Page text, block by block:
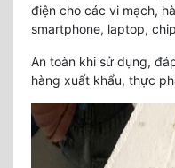
điện cho các vi mạch,
smartphone, laptop, chip
An toàn khi sử dụng,
hàng xuất khẩu, thực